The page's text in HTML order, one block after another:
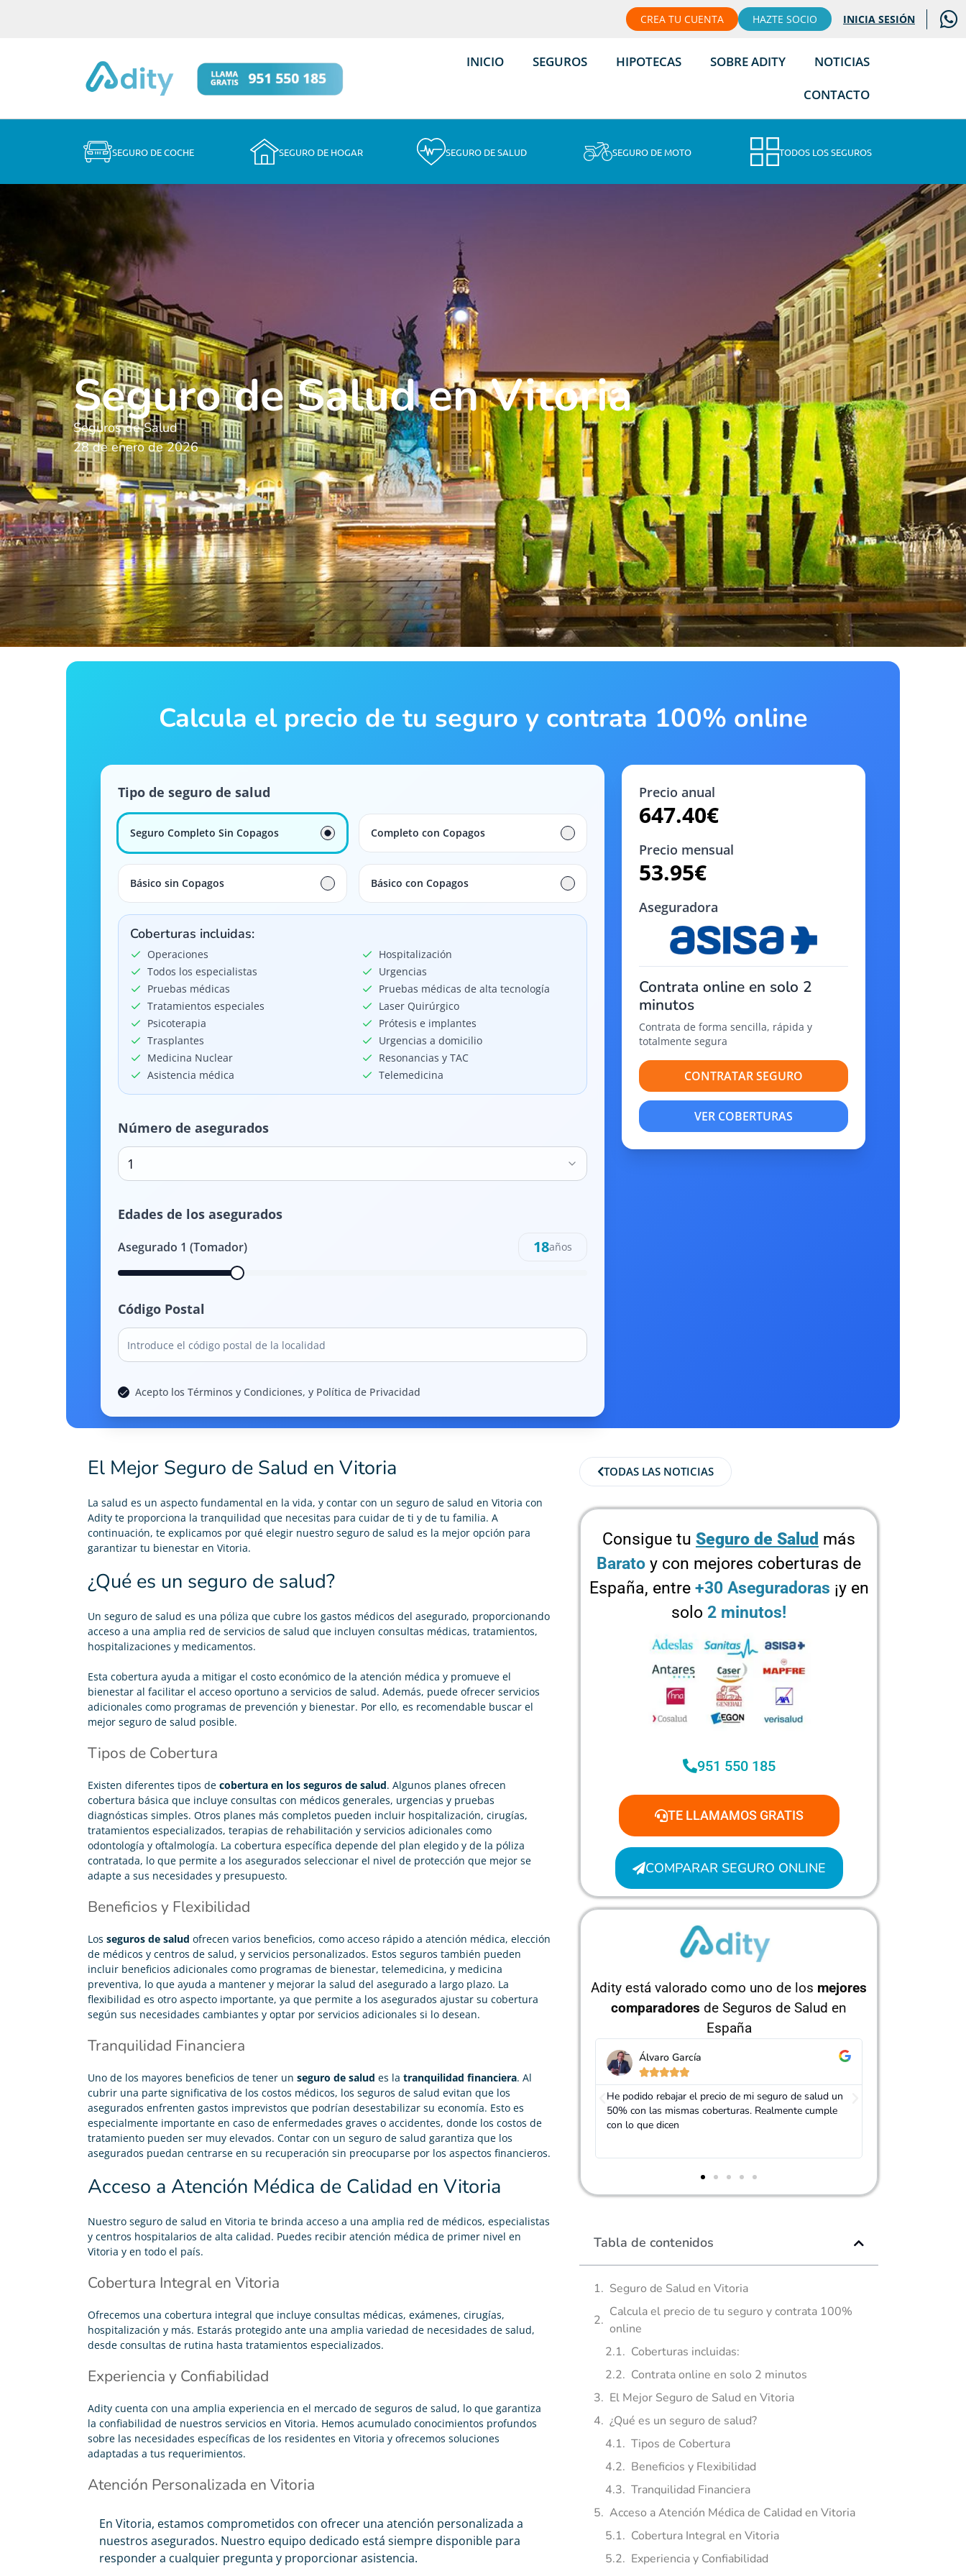
CREA TU CUENTA HAZTE SOCIO INICIA SESIÓN
INICIO SEGUROS HIPOTECAS SOBRE ADITY
NOTICIAS
CONTACTO
SEGURO DE COCHE SEGURO DE HOGAR SEGURO DE SALUD SEGURO DE MOTO TODOS LOS SEGUROS
Seguro de Salud en Vitoria
Seguros de Salud
28 de enero de 2026
Calcula el precio de tu seguro y contrata 100% online
Tipo de seguro de salud
Seguro Completo Sin Copagos Completo con Copagos
Básico sin Copagos Básico con Copagos
Coberturas incluidas:
Operaciones
Hospitalización
Todos los especialistas
Urgencias
Pruebas médicas
Pruebas médicas de alta tecnología
Tratamientos especiales
Laser Quirúrgico
Psicoterapia
Prótesis e implantes
Trasplantes
Urgencias a domicilio
Medicina Nuclear
Resonancias y TAC
Asistencia médica
Telemedicina
Número de asegurados
1
Edades de los asegurados
Asegurado 1 (Tomador) 18años
Código Postal
Acepto los Términos y Condiciones, y Política de Privacidad
Precio anual
647.40€
Precio mensual
53.95€
Aseguradora
Contrata online en solo 2
minutos
Contrata de forma sencilla, rápida y
totalmente segura
CONTRATAR SEGURO
VER COBERTURAS
El Mejor Seguro de Salud en Vitoria
La salud es un aspecto fundamental en la vida, y contar con un seguro de salud en Vitoria con
Adity te proporciona la tranquilidad que necesitas para cuidar de ti y de tu familia. A
continuación, te explicamos por qué elegir nuestro seguro de salud es la mejor opción para
garantizar tu bienestar en Vitoria.
¿Qué es un seguro de salud?
Un seguro de salud es una póliza que cubre los gastos médicos del asegurado, proporcionando
acceso a una amplia red de servicios de salud que incluyen consultas médicas, tratamientos,
hospitalizaciones y medicamentos.
Esta cobertura ayuda a mitigar el costo económico de la atención médica y promueve el
bienestar al facilitar el acceso oportuno a servicios de salud. Además, puede ofrecer servicios
adicionales como programas de prevención y bienestar. Por ello, es recomendable buscar el
mejor seguro de salud posible.
Tipos de Cobertura
Existen diferentes tipos de cobertura en los seguros de salud. Algunos planes ofrecen
cobertura básica que incluye consultas con médicos generales, urgencias y pruebas
diagnósticas simples. Otros planes más completos pueden incluir hospitalización, cirugías,
tratamientos especializados, terapias de rehabilitación y servicios adicionales como
odontología y oftalmología. La cobertura específica depende del plan elegido y de la póliza
contratada, lo que permite a los asegurados seleccionar el nivel de protección que mejor se
adapte a sus necesidades y presupuesto.
Beneficios y Flexibilidad
Los seguros de salud ofrecen varios beneficios, como acceso rápido a atención médica, elección
de médicos y centros de salud, y servicios personalizados. Estos seguros también pueden
incluir beneficios adicionales como programas de bienestar, telemedicina, y medicina
preventiva, lo que ayuda a mantener y mejorar la salud del asegurado a largo plazo. La
flexibilidad es otro aspecto importante, ya que permite a los asegurados ajustar su cobertura
según sus necesidades cambiantes y optar por servicios adicionales si lo desean.
Tranquilidad Financiera
Uno de los mayores beneficios de tener un seguro de salud es la tranquilidad financiera. Al
cubrir una parte significativa de los costos médicos, los seguros de salud evitan que los
asegurados enfrenten gastos imprevistos que podrían desestabilizar su economía. Esto es
especialmente importante en caso de enfermedades graves o accidentes, donde los costos de
tratamiento pueden ser muy elevados. Contar con un seguro de salud garantiza que los
asegurados puedan centrarse en su recuperación sin preocuparse por los aspectos financieros.
Acceso a Atención Médica de Calidad en Vitoria
Nuestro seguro de salud en Vitoria te brinda acceso a una amplia red de médicos, especialistas
y centros hospitalarios de alta calidad. Puedes recibir atención médica de primer nivel en
Vitoria y en todo el país.
Cobertura Integral en Vitoria
Ofrecemos una cobertura integral que incluye consultas médicas, exámenes, cirugías,
hospitalización y más. Estarás protegido ante una amplia variedad de necesidades de salud,
desde consultas de rutina hasta tratamientos especializados.
Experiencia y Confiabilidad
Adity cuenta con una amplia experiencia en el mercado de seguros de salud, lo que garantiza
la confiabilidad de nuestros servicios en Vitoria. Hemos acumulado conocimientos profundos
sobre las necesidades específicas de los residentes en Vitoria y ofrecemos soluciones
adaptadas a tus requerimientos.
Atención Personalizada en Vitoria
En Vitoria, estamos comprometidos con ofrecer una atención personalizada a
nuestros asegurados. Nuestro equipo dedicado está siempre disponible para
responder a cualquier pregunta y proporcionar asistencia.
TODAS LAS NOTICIAS
Consigue tu Seguro de Salud más
Barato y con mejores coberturas de
España, entre +30 Aseguradoras ¡y en
solo 2 minutos!
951 550 185
TE LLAMAMOS GRATIS
COMPARAR SEGURO ONLINE
Adity está valorado como uno de los mejores
comparadores de Seguros de Salud en
España
Carolina Garcés
  
Gracias Adity por ayudarme a conseguir mi seguro de
salud. Sobre todo a Jaime, el agente que me atendió,
fue muy agradable y atento.
  
He podido rebajar el precio de mi seguro de salud un
50% con las mismas coberturas. Realmente cumple
con lo que dicen
Isabel Ruíz

El agente de Adity me ofreció varios presupuestos de
diferentes Aseguradoras y se dejó la piel para que
encontrase un seguro de salud que me convenciera.
Tabla de contenidos
Seguro de Salud en Vitoria
Calcula el precio de tu seguro y contrata 100%
online
Coberturas incluidas:
Contrata online en solo 2 minutos
El Mejor Seguro de Salud en Vitoria
¿Qué es un seguro de salud?
Tipos de Cobertura
Beneficios y Flexibilidad
Tranquilidad Financiera
Acceso a Atención Médica de Calidad en Vitoria
Cobertura Integral en Vitoria
Experiencia y Confiabilidad